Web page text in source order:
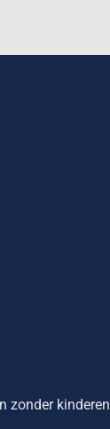
zonder kinderen